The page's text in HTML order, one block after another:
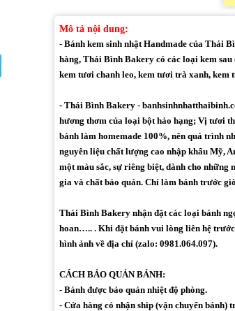
Mô tả nội dung:
- Bánh kem sinh nhật Handmade của Thái
hàng, Thái Bình Bakery có các loại kem
kem tươi chanh leo, kem tươi trà xanh, kem
- Thái Bình Bakery -
hương thơm của loại bột hảo hạng; Vị tươi
bánh làm homemade 100%, nên quá trình
nguyên liệu chất lượng cao nhập khẩu Mỹ,
một màu sắc, sự riêng biệt, dành cho
gia và chất bảo quản. Chỉ làm bánh trước
Thái Bình Bakery nhận đặt các loại bánh
hoan….. . Khi đặt bánh vui lòng liên hệ
hình ảnh về địa chỉ (zalo: 0981.064.097).
CÁCH BẢO QUẢN BÁNH:
- Bánh được bảo quản nhiệt độ phòng.
- Cửa hàng có nhận ship (vận chuyển